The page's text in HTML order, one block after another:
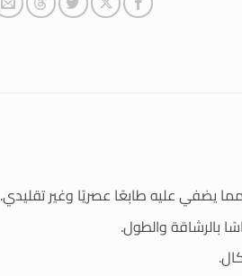
يضفي عليه طابعًا عصريًا وغير تقليدي.
بالرشاقة والطول.